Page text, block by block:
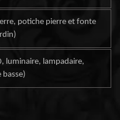
potiche pierre et fonte
luminaire, lampadaire,